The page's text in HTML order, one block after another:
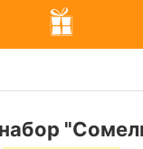
Prazdnik
Shop